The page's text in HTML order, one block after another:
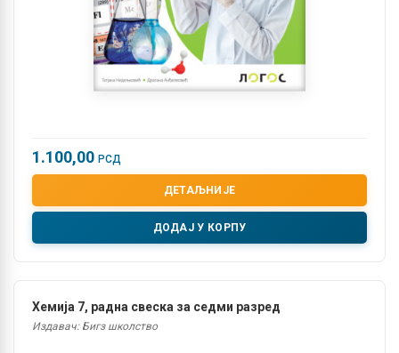
1.100,00 РСД
ДЕТАЉНИЈЕ
ДОДАЈ У КОРПУ
Хемија 7, радна свеска за седми разред
Издавач: Бигз школство